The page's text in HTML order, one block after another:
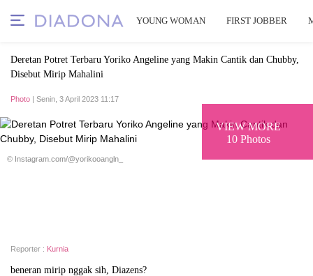
YOUNG WOMAN FIRST JOBBER
Deretan Potret Terbaru Yoriko Angeline yang Makin Cantik dan Chubby,
Disebut Mirip Mahalini
Photo | Senin, 3 April 2023 11:17
VIEW MORE
10 Photos
© Instagram.com/@yorikooangln_
Reporter : Kurnia
beneran mirip nggak sih, Diazens?